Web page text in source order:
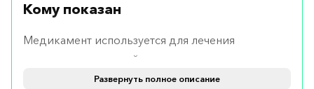
Кому показан
Медикамент используется для лечения
различных состояний, включая ревматические
заболевания, астму, тяжелые аллергические
Развернуть полное описание